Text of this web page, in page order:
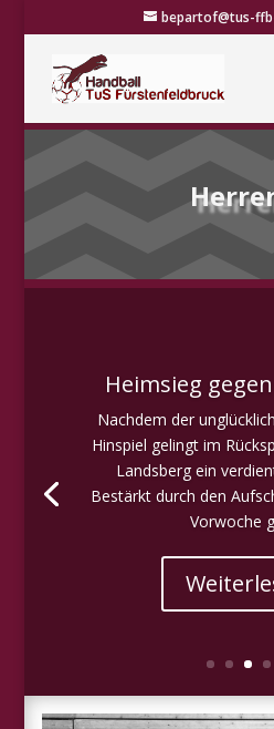
bepartof@tus-
Heimsieg
Nachdem der
Hinspiel gelingt im
Landsberg ein
Bestärkt durch den
Vorwoche